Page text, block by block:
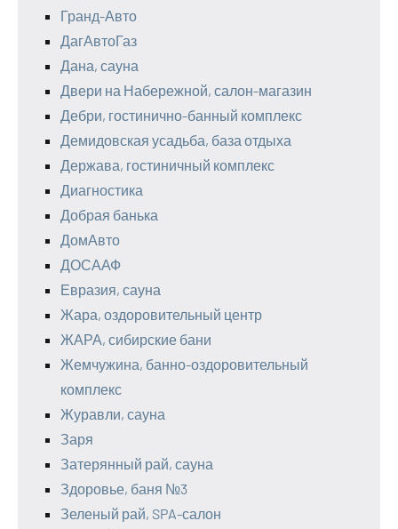
Гранд-Авто
ДагАвтоГаз
Дана, сауна
Двери на Набережной, салон-магазин
Дебри, гостинично-банный комплекс
Демидовская усадьба, база отдыха
Держава, гостиничный комплекс
Диагностика
Добрая банька
ДомАвто
ДОСААФ
Евразия, сауна
Жара, оздоровительный центр
ЖАРА, сибирские бани
Жемчужина, банно-оздоровительный
комплекс
Журавли, сауна
Заря
Затерянный рай, сауна
Здоровье, баня №3
Зеленый рай, SPA-салон